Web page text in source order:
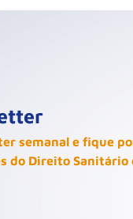
semanal e fique
do Direito Sanitário